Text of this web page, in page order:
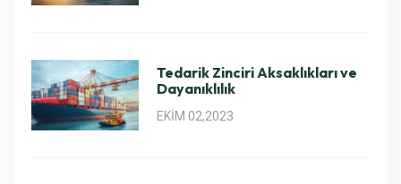
Tedarik Zinciri Aksaklıkları ve
Dayanıklılık
EKIM 02,2023